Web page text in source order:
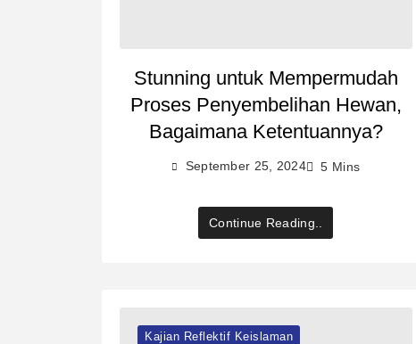
Stunning untuk Mempermudah
Proses Penyembelihan Hewan,
Bagaimana Ketentuannya?
September 25, 2024 5 Mins
Continue Reading..
Kajian Reflektif Keislaman